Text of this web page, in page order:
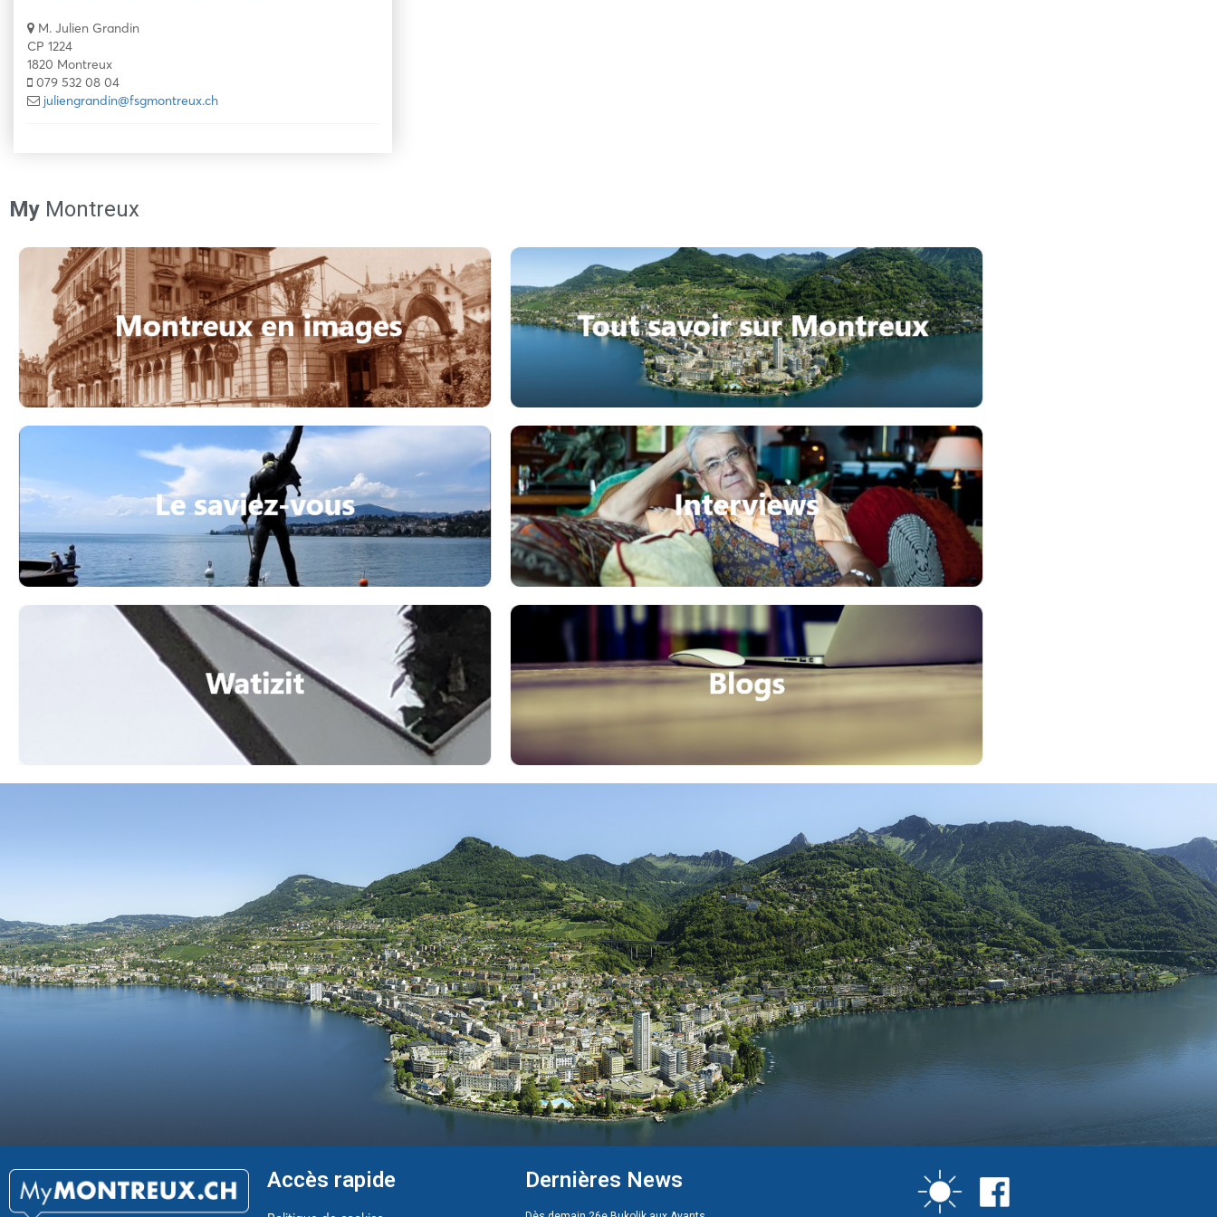
M. Julien Grandin
CP 1224
1820 Montreux
079 532 08 04
juliengrandin@fsgmontreux.ch
My Montreux
Accès rapide Dernières News